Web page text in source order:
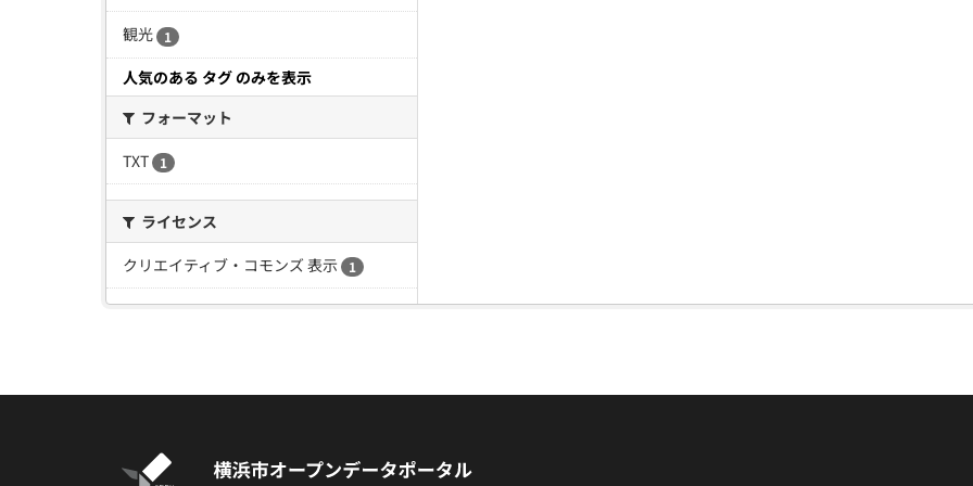
観光 1
人気のある タグ のみを表示
フォーマット
TXT
1
ライセンス
クリエイティブ・コモンズ 表示
1